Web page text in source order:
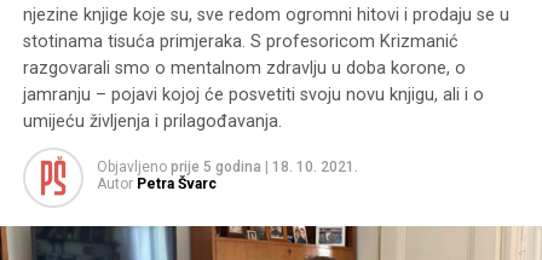
njezine knjige koje su, sve redom ogromni hitovi i prodaju se u
stotinama tisuća primjeraka. S profesoricom Krizmanić
razgovarali smo o mentalnom zdravlju u doba korone, o
jamranju – pojavi kojoj će posvetiti svoju novu knjigu, ali i o
umijeću življenja i prilagođavanja.
Objavljeno prije 5 godina
18. 10. 2021.
Autor Petra Švarc